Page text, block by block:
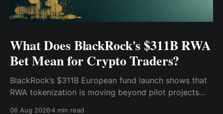
What Does BlackRock's $311B RWA
Bet Mean for Crypto Traders?
BlackRock’s $311B European fund launch shows that
RWA tokenization is moving beyond pilot projects
06 Aug 20264 min read